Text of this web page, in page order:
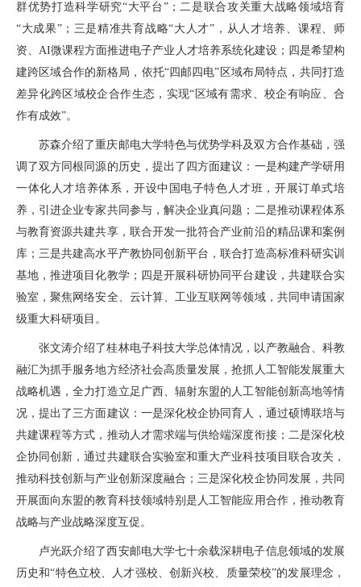
群优势打造科学研究“大平台”；二是联合攻关重大战略领域培育
“大成果”；三是精准共育战略“大人才”，从人才培养、课程、师
资、AI微课程方面推进电子产业人才培养系统化建设；四是希望构
建跨区域合作的新格局，依托“四邮四电”区域布局特点，共同打造
差异化跨区域校企合作生态，实现“区域有需求、校企有响应、合
作有成效”。
苏森介绍了重庆邮电大学特色与优势学科及双方合作基础，强
调了双方同根同源的历史，提出了四方面建议：一是构建产学研用
一体化人才培养体系，开设中国电子特色人才班，开展订单式培
养，引进企业专家共同参与，解决企业真问题；二是推动课程体系
与教育资源共建共享，联合开发一批符合产业前沿的精品课和案例
库；三是共建高水平产教协同创新平台，联合打造高标准科研实训
基地，推进项目化教学；四是开展科研协同平台建设，共建联合实
验室，聚焦网络安全、云计算、工业互联网等领域，共同申请国家
级重大科研项目。
张文涛介绍了桂林电子科技大学总体情况，以产教融合、科教
融汇为抓手服务地方经济社会高质量发展，抢抓人工智能发展重大
战略机遇，全力打造立足广西、辐射东盟的人工智能创新高地等情
况，提出了三方面建议：一是深化校企协同育人，通过硕博联培与
共建课程等方式，推动人才需求端与供给端深度衔接；二是深化校
企协同创新，通过共建联合实验室和重大产业科技项目联合攻关，
推动科技创新与产业创新深度融合；三是深化校企协同发展，共同
开展面向东盟的教育科技领域特别是人工智能应用合作，推动教育
战略与产业战略深度互促。
卢光跃介绍了西安邮电大学七十余载深耕电子信息领域的发展
历史和“特色立校、人才强校、创新兴校、质量荣校”的发展理念，